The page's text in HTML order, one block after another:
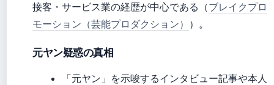
接客・サービス業の経歴が中心である（ブレイクプロ
モーション（芸能プロダクション） ）。
元ヤン疑惑の真相
「元ヤン」を示唆するインタビュー記事や本人